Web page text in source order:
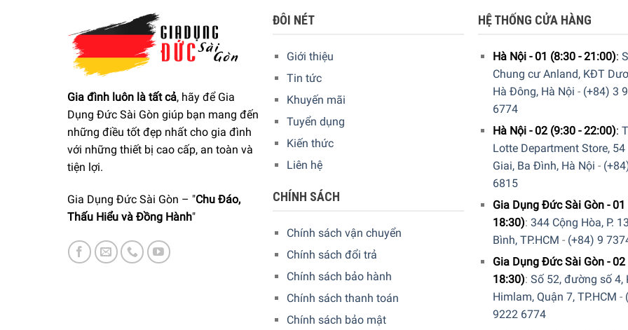
Gia đình luôn là tất cả, hãy để Gia
Dụng Đức Sài Gòn giúp bạn mang đến
những điều tốt đẹp nhất cho gia đình
với những thiết bị cao cấp, an toàn và
tiện lợi.
Gia Dụng Đức Sài Gòn – "Chu Đáo,
Thấu Hiểu và Đồng Hành"
ĐÔI NÉT
Giới thiệu
Tin tức
Khuyến mãi
Tuyển dụng
Kiến thức
Liên hệ
CHÍNH SÁCH
Chính sách vận chuyển
Chính sách đổi trả
Chính sách bảo hành
Chính sách thanh toán
Chính sách bảo mật
HỆ THỐNG CỬA HÀNG
Hà Nội - 01 (8:30 - 21:00):
Chung cư Anland, KĐT
Hà Đông, Hà Nội - (+84) 3
6774
Hà Nội - 02 (9:30 - 22:00):
Lotte Department Store, 54
Giai, Ba Đình, Hà Nội -
6815
Gia Dụng Đức Sài Gòn - 01
18:30): 344 Cộng Hòa, P.
Bình, TP.HCM - (+84) 9
Gia Dụng Đức Sài Gòn - 02
18:30): Số 52, đường số 4,
Himlam, Quận 7, TP.HCM -
9222 6774